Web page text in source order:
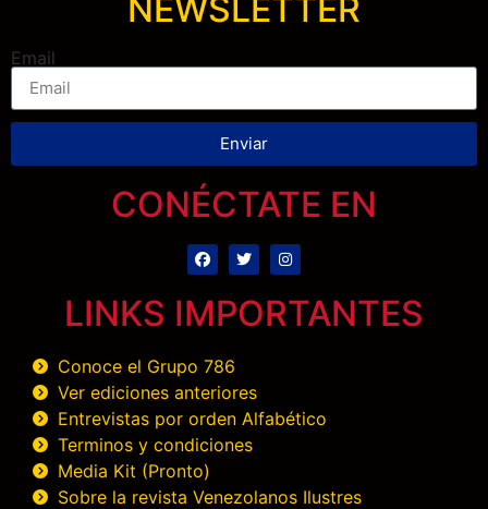
NEWSLETTER
Email
Enviar
CONÉCTATE EN
LINKS IMPORTANTES
Conoce el Grupo 786
Ver ediciones anteriores
Entrevistas por orden Alfabético
Terminos y condiciones
Media Kit (Pronto)
Sobre la revista Venezolanos Ilustres